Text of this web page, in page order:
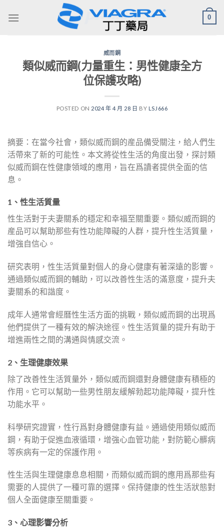
0
威而鋼
類似威而鋼(力量重生：男性健康全方
位保護攻略)
POSTED ON 2024 年 4 月 28 日 BY LSJ666
摘要：在當今社會，類似威而鋼的産品備受關注，給人們生
活帶來了新的可能性。本文將從性生活的角度出發，探討類
似威而鋼在性健康領域的應用，旨在爲讀者提供全面的信
息。
1、性生活質量
性生活對于夫妻關系的穩定和幸福至關重要。類似威而鋼的
産品可以幫助那些有性功能障礙的人群，提升性生活質量，
增強自信心。
研究表明，性生活質量對個人的身心健康有著深遠的影響。
通過類似威而鋼的輔助，可以改善性生活的滿意度，提升夫
妻關系的和諧度。
成年人通常會經曆性生活方面的挑戰，類似威而鋼的出現爲
他們提供了一種有效的解決途徑。性生活質量的提升有助于
增進兩性之間的溝通與情感交流。
2、生理健康效果
除了改善性生活質量外，類似威而鋼還對身體健康有積極的
作用。它可以幫助一些男性朋友緩解勃起功能障礙，提升性
功能水平。
科學研究證實，性行爲對身體健康有益。通過使用類似威而
鋼，有助于促進血液循環，增強心血管功能，對防範心髒病
等疾病有一定的保護作用。
性生活與生理健康息息相關，而類似威而鋼的應用爲那些有
需要的人提供了一種可靠的選擇。保持健康的性生活狀態對
個人全面健康至關重要。
3、心理影響分析